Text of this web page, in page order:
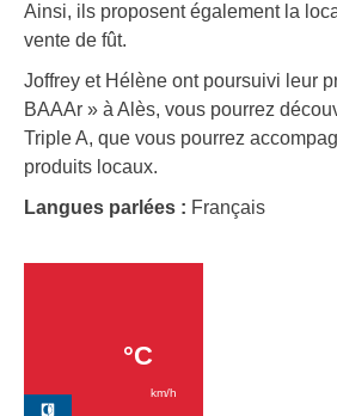
Ainsi, ils proposent également la
vente de fût.
Joffrey et Hélène ont poursuivi leur
BAAAr » à Alès, vous pourrez
Triple A, que vous pourrez
produits locaux.
Langues parlées : Français